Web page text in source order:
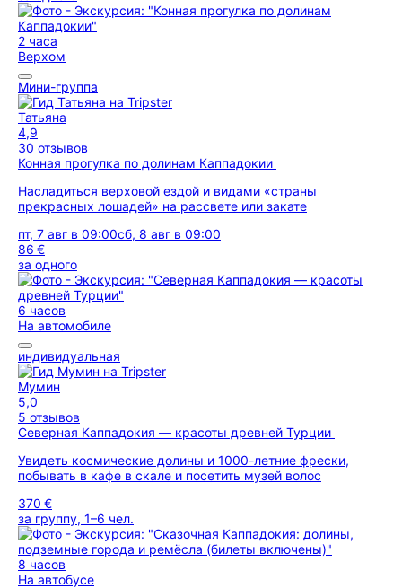
2 часа
Верхом
Мини-группа
Татьяна
4,9
30 отзывов
Конная прогулка по долинам Каппадокии
Насладиться верховой ездой и видами «страны
прекрасных лошадей» на рассвете или закате
пт, 7 авг в 09:00сб, 8 авг в 09:00
86 €
за одного
6 часов
На автомобиле
индивидуальная
Мумин
5,0
5 отзывов
Северная Каппадокия — красоты древней Турции
Увидеть космические долины и 1000-летние фрески,
побывать в кафе в скале и посетить музей волос
370 €
за группу, 1–6 чел.
8 часов
На автобусе